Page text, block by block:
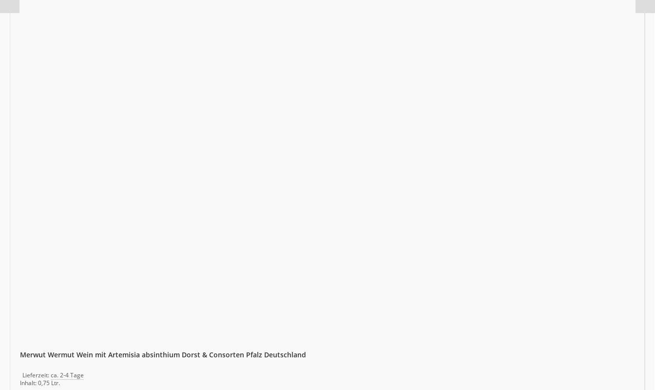
Merwut Wermut Wein mit Artemisia absinthium Dorst & Consorten Pfalz Deutschland
Lieferzeit:ca. 2-4 Tage
Inhalt: 0,75 Ltr.